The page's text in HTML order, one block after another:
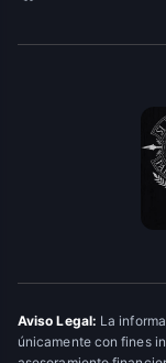
Aviso Legal: La
únicamente con fines